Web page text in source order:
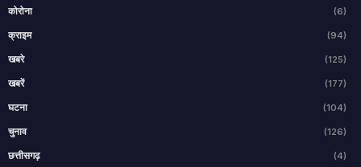
कोरोना (6)
क्राइम (94)
खबरे (125)
खबरें (177)
घटना (104)
चुनाव (126)
छत्तीसगढ़ (4)